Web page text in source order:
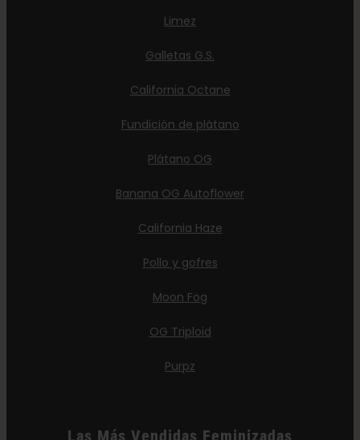
Limez
Galletas G.S.
California Octane
Fundición de plátano
Plátano OG
Banana OG Autoflower
California Haze
Pollo y gofres
Moon Fog
OG Triploid
Purpz